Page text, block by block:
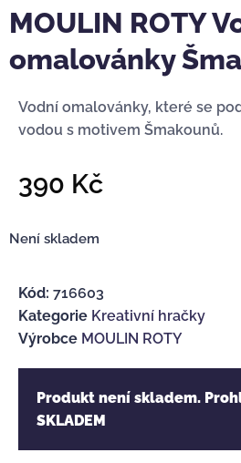
MOULIN ROTY
omalovánky
Vodní omalovánky, které se
vodou s motivem Šmakounů.
390 Kč
Není skladem
Kód: 716603
Kategorie Kreativní hračky
Výrobce MOULIN ROTY
Produkt není skladem.
SKLADEM